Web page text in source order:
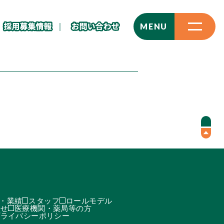
MENU
CLOSE
業績 スタッフ
ロールモデル
医療機関・薬局等の方
イバシーポリシー